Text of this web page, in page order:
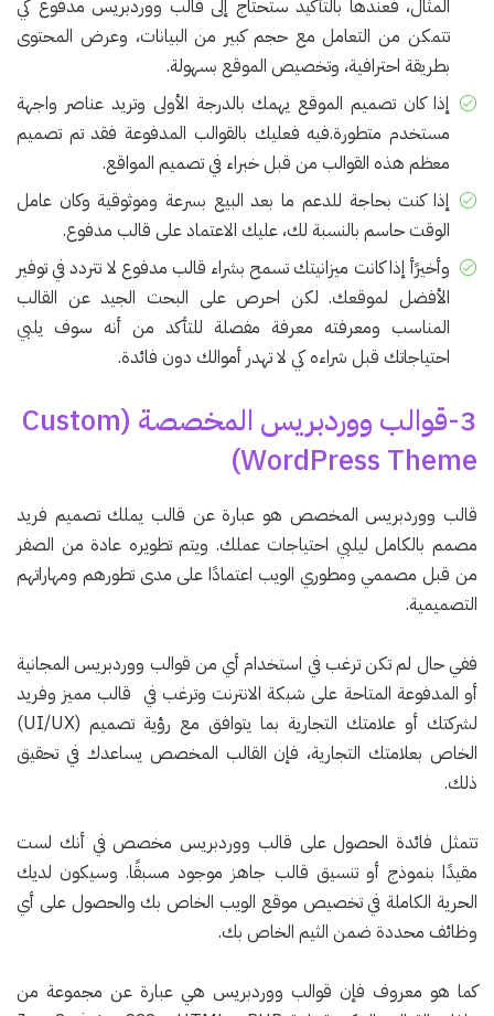
المثال، فعندها بالتأكيد ستحتاج إلى قالب ووردبريس مدفوع كي
تتمكن من التعامل مع حجم كبير من البيانات، وعرض المحتوى
بطريقة احترافية، وتخصيص الموقع بسهولة.
إذا كان تصميم الموقع يهمك بالدرجة الأولى وتريد عناصر واجهة
مستخدم متطورة.فيه فعليك بالقوالب المدفوعة فقد تم تصميم
معظم هذه القوالب من قبل خبراء في تصميم المواقع.
إذا كنت بحاجة للدعم ما بعد البيع بسرعة وموثوقية وكان عامل
الوقت حاسم بالنسبة لك، عليك الاعتماد على قالب مدفوع.
وأخيرًأ إذا كانت ميزانيتك تسمح بشراء قالب مدفوع لا تتردد في توفير
الأفضل لموقعك. لكن احرص على البحث الجيد عن القالب
المناسب ومعرفته معرفة مفصلة للتأكد من أنه سوف يلبي
احتياجاتك قبل شراءه كي لا تهدر أموالك دون فائدة.
3-قوالب ووردبريس المخصصة (Custom
WordPress Theme)
قالب ووردبريس المخصص هو عبارة عن قالب يملك تصميم فريد
مصمم بالكامل ليلبي احتياجات عملك. ويتم تطويره عادة من الصفر
من قبل مصممي ومطوري الويب اعتمادًا على مدى تطورهم ومهاراتهم
التصميمية.
ففي حال لم تكن ترغب في استخدام أي من قوالب ووردبريس المجانية
أو المدفوعة المتاحة على شبكة الانترنت وترغب في قالب مميز وفريد
لشركتك أو علامتك التجارية بما يتوافق مع رؤية تصميم (UI/UX)
الخاص بعلامتك التجارية، فإن القالب المخصص يساعدك في تحقيق
ذلك.
تتمثل فائدة الحصول على قالب ووردبريس مخصص في أنك لست
مقيدًا بنموذج أو تنسيق قالب جاهز موجود مسبقًا. وسيكون لديك
الحرية الكاملة في تخصيص موقع الويب الخاص بك والحصول على أي
وظائف محددة ضمن الثيم الخاص بك.
كما هو معروف فإن قوالب ووردبريس هي عبارة عن مجموعة من